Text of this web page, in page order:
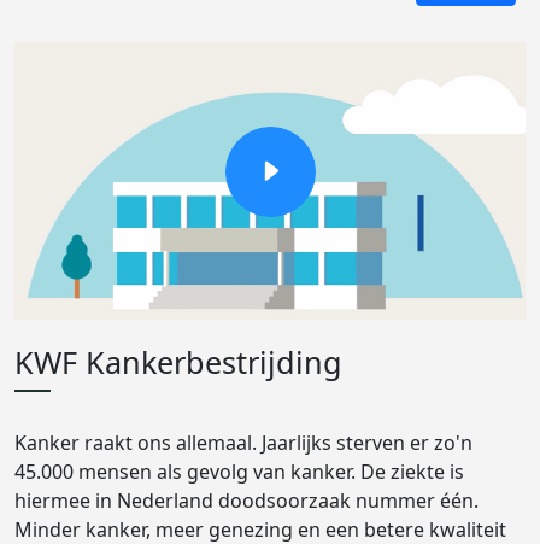
KWF Kankerbestrijding
Kanker raakt ons allemaal. Jaarlijks sterven er zo'n
45.000 mensen als gevolg van kanker. De ziekte is
hiermee in Nederland doodsoorzaak nummer één.
Minder kanker, meer genezing en een betere kwaliteit